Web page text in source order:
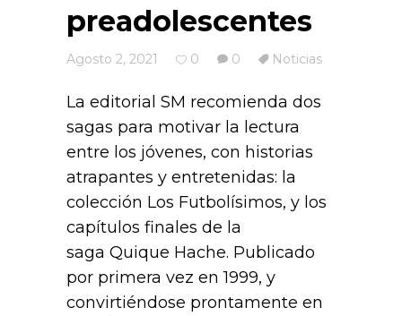
preadolescentes
Agosto 2, 2021 0 0 Noticias
La editorial SM recomienda dos
sagas para motivar la lectura
entre los jóvenes, con historias
atrapantes y entretenidas: la
colección Los Futbolísimos, y los
capítulos finales de la
saga Quique Hache. Publicado
por primera vez en 1999, y
convirtiéndose prontamente en